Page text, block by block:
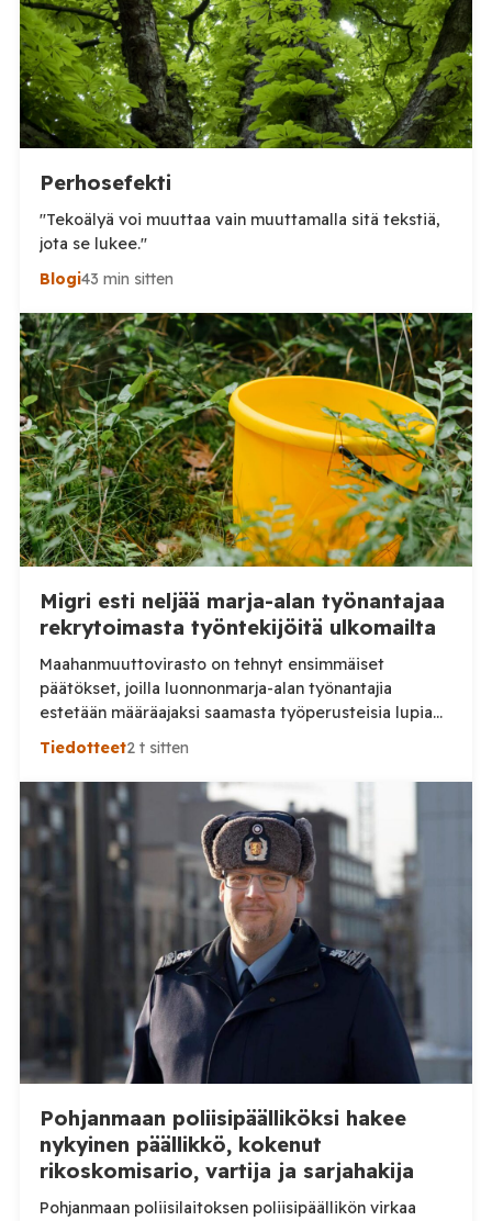
Perhosefekti
"Tekoälyä voi muuttaa vain muuttamalla sitä tekstiä,
jota se lukee."
Blogi43 min sitten
Migri esti neljää marja-alan työnantajaa
rekrytoimasta työntekijöitä ulkomailta
Maahanmuuttovirasto on tehnyt ensimmäiset
päätökset, joilla luonnonmarja-alan työnantajia
estetään määräajaksi saamasta työperusteisia lupia
ulkomailta rekrytoitaville työntekijöille. Päätösten
epäselvyydet ja laiminlyönnit. Maahanmuuttovirasto
on kevään ja kesän 2026 aikana harkinnut lupien
myöntämisestä pidättäytymistä noin 20
luonnonmarja-alalla toimivan työnantajan kohdalla.
Tilaa Posi TV – tuellasi riippumaton suomalainen
uutisointi jatkuu myös tulevaisuudessa. Yhdelletoista
työnantajalle on lähetetty […]
Tiedotteet2 t sitten
Pohjanmaan poliisipäälliköksi hakee
nykyinen päällikkö, kokenut
rikoskomisario, vartija ja sarjahakija
Pohjanmaan poliisilaitoksen poliisipäällikön virkaa